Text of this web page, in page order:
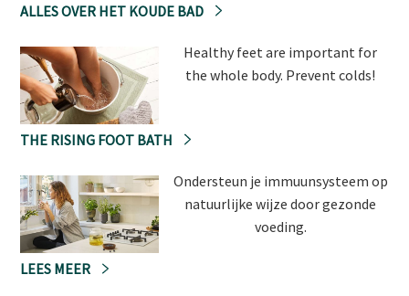
ALLES OVER HET KOUDE BAD
Healthy feet are important for
the whole body. Prevent colds!
THE RISING FOOT BATH
Ondersteun je immuunsysteem op
natuurlijke wijze door gezonde
voeding.
LEES MEER